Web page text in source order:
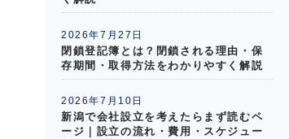
2026年7月27日
閉鎖登記簿とは？閉鎖される理由・保
存期間・取得方法をわかりやすく解説
2026年7月10日
新潟で会社設立を考えたらまず読むペ
ージ｜設立の流れ・費用・スケジュー